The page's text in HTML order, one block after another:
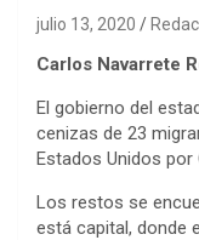
julio 13, 2020
Carlos Navarrete
El gobierno del
cenizas de 23
Estados Unidos por
Los restos se
está capital, donde